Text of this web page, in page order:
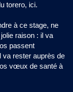
torero, ici.
à ce stage, ne
raison : il va
passent
va rester auprès de
vœux de santé à